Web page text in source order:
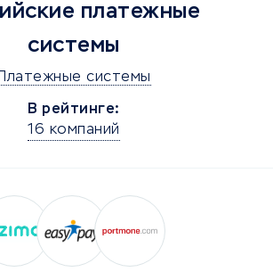
платежные
системы
Платежные системы
В рейтинге:
16 компаний